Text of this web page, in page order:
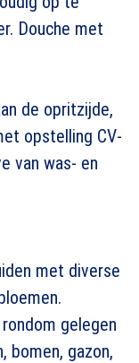
Douche met
de opritzijde,
opstelling CV-
van was- en
met diverse
gelegen
bomen, gazon,